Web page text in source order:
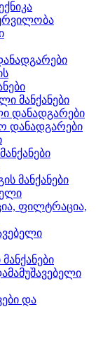
მანქანები
დანადგარები
დანადგარები
მანქანები
ფილტრაცია,
და